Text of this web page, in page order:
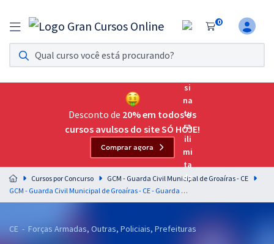
0
Assinatura Ilimitada 11
Acesso a todos os cursos. Teste grátis por 7 dias!
Assinatura OAB Até Passar
Acesso ilimitado a toda preparação para o Exame da
Residências Multiprofissionais
Preparação completa e intensiva para as principais
residências em saúde do Brasil
Desconto de 20% em todos os
cursos avulsos do site SÓ HOJE!
Comprar agora
Cursos por Concurso
GCM - Guarda Civil Municipal de Groaíras - CE
GCM - Guarda Civil Municipal de Groaíras - CE - Guarda Municipal (Pós-Edital)
CE - Forças Armadas, Outras, Policiais, Prefeituras